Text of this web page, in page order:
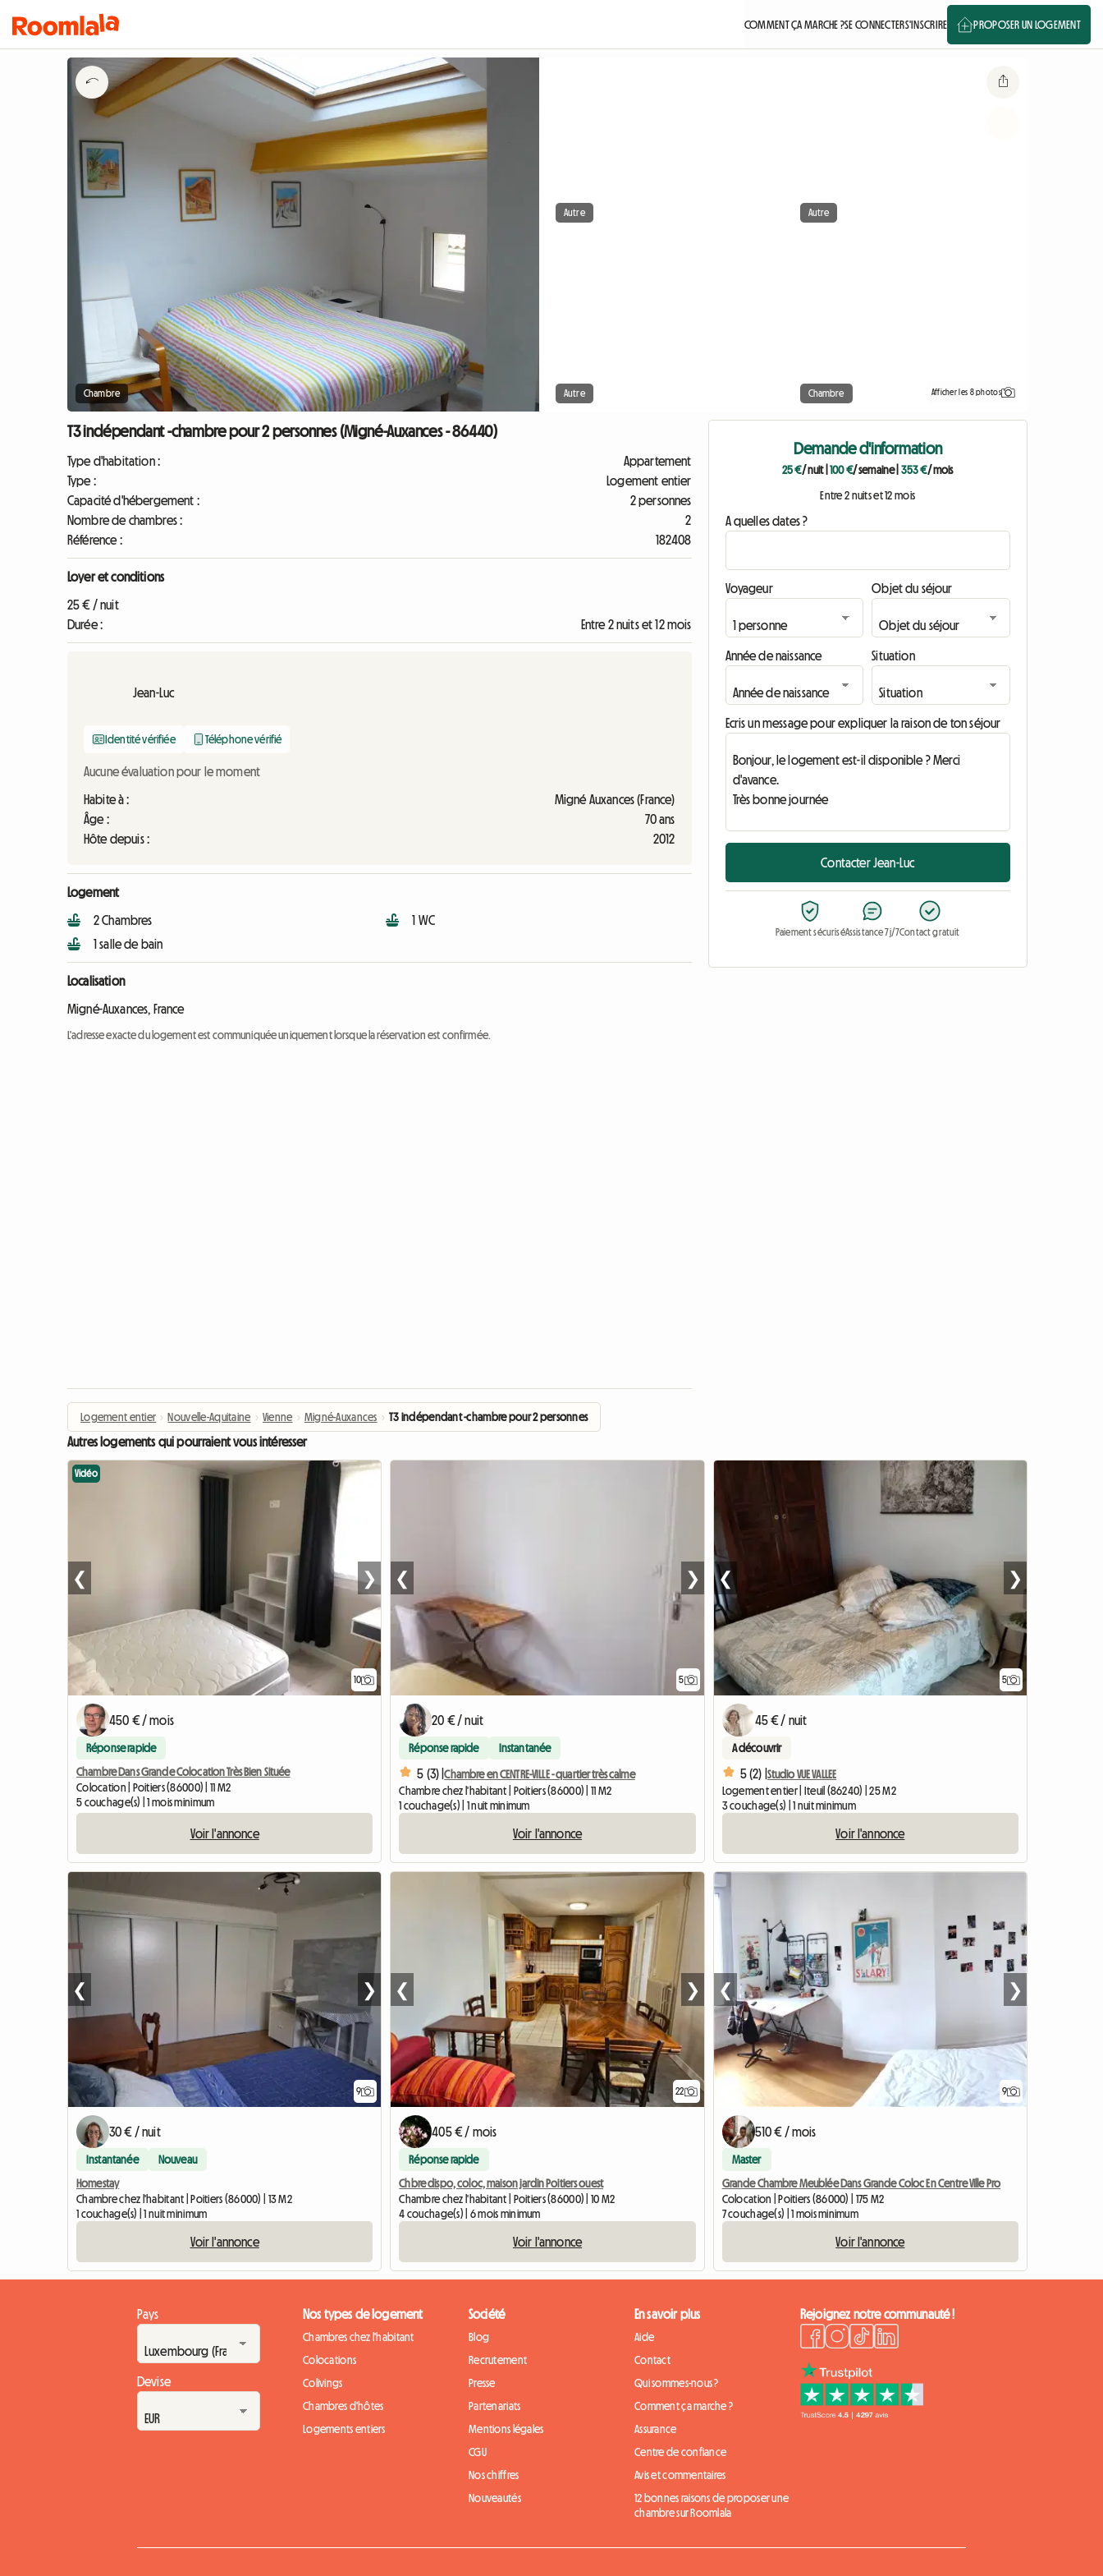
COMMENT ÇA MARCHE ?SE CONNECTERS'INSCRIRE PROPOSER UN LOGEMENT
Chambre
Autre Autre
Autre Chambre Afficher les 8 photos
T3 indépendant -chambre pour 2 personnes (Migné-Auxances - 86440)
Type d'habitation :
Appartement
Type :
Logement entier
Capacité d'hébergement :
2 personnes
Nombre de chambres :
2
Référence :
182408
Loyer et conditions
25 € / nuit
Durée :
Entre 2 nuits et 12 mois
Jean-Luc
Identité vérifiée Téléphone vérifié
Aucune évaluation pour le moment
Habite à :
Migné Auxances (France)
Âge :
70 ans
Hôte depuis :
2012
Logement
2 Chambres
1 salle de bain
1 WC
Localisation
Migné-Auxances, France
L'adresse exacte du logement est communiquée uniquement lorsque la réservation est confirmée.
Demande d'information
25 €/ nuit|100 €/ semaine| 353 €/ mois
Entre 2 nuits et 12 mois
A quelles dates ?
Voyageur Objet du séjour
Année de naissance Situation
Ecris un message pour expliquer la raison de ton séjour
Contacter Jean-Luc
Paiement sécuriséAssistance 7j/7Contact gratuit
Logement entier › Nouvelle-Aquitaine › Vienne › Migné-Auxances › T3 indépendant -chambre pour 2 personnes
Autres logements qui pourraient vous intéresser
10
Vidéo
❮ ❯
450 € / mois
Réponse rapide
Chambre Dans Grande Colocation Très Bien Située
Colocation | Poitiers (86000) | 11 M2
5 couchage(s) | 1 mois minimum
Voir l'annonce
5
❮ ❯
20 € / nuit
Réponse rapide Instantanée
5 (3) |Chambre en CENTRE-VILLE - quartier très calme
Chambre chez l'habitant | Poitiers (86000) | 11 M2
1 couchage(s) | 1 nuit minimum
Voir l'annonce
5
❮ ❯
45 € / nuit
A découvrir
5 (2) | Studio VUE VALLEE
Logement entier | Iteuil (86240) | 25 M2
3 couchage(s) | 1 nuit minimum
Voir l'annonce
9
❮ ❯
30 € / nuit
Instantanée Nouveau
Homestay
Chambre chez l'habitant | Poitiers (86000) | 13 M2
1 couchage(s) | 1 nuit minimum
Voir l'annonce
22
❮ ❯
405 € / mois
Réponse rapide
Chbre dispo, coloc, maison jardin Poitiers ouest
Chambre chez l'habitant | Poitiers (86000) | 10 M2
4 couchage(s) | 6 mois minimum
Voir l'annonce
9
❮ ❯
510 € / mois
Master
Grande Chambre Meublée Dans Grande Coloc En Centre Ville Pro
Colocation | Poitiers (86000) | 175 M2
7 couchage(s) | 1 mois minimum
Voir l'annonce
Pays
Devise
Nos types de logement
Chambres chez l'habitant
Colocations
Colivings
Chambres d'hôtes
Logements entiers
Société
Blog
Recrutement
Presse
Partenariats
Mentions légales
CGU
Nos chiffres
Nouveautés
En savoir plus
Aide
Contact
Qui sommes-nous ?
Comment ça marche ?
Assurance
Centre de confiance
Avis et commentaires
12 bonnes raisons de proposer une
chambre sur Roomlala
Rejoignez notre communauté !